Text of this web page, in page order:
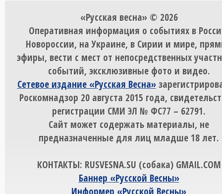
«Русская весна» © 2026
Оперативная информация о событиях в
Новороссии, на Украине, в Сирии и мире,
эфиры, вести с мест от непосредственных
событий, эксклюзивные фото и видео.
Сетевое издание «Русская Весна»
Роскомнадзор 20 августа 2015 года,
регистрации СМИ ЭЛ № ФС77 – 62791.
Сайт может содержать материалы, не
предназначенные для лиц младше 18 лет.
КОНТАКТЫ: RUSVESNA.SU (собака) GMAIL.COM
Баннер «Русской Весны»
Информер «Русской Весны»